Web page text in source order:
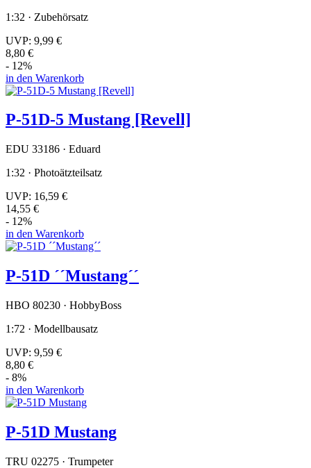
1:32 · Zubehörsatz
UVP: 9,99 €
8,80 €
- 12%
in den Warenkorb
P-51D-5 Mustang [Revell]
EDU 33186 · Eduard
1:32 · Photoätzteilsatz
UVP: 16,59 €
14,55 €
- 12%
in den Warenkorb
P-51D ´´Mustang´´
HBO 80230 · HobbyBoss
1:72 · Modellbausatz
UVP: 9,59 €
8,80 €
- 8%
in den Warenkorb
P-51D Mustang
TRU 02275 · Trumpeter